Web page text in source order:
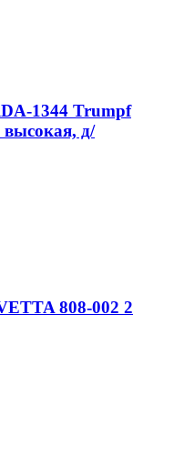
1344 Trumpf
д/
808-002 2